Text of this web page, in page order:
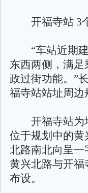
开福寺站 3个
“车站近期建
东西两侧，满
政过街功能。”
福寺站站址周
开福寺站为地
位于规划中的
北路南北向呈
黄兴北路与开
布设。